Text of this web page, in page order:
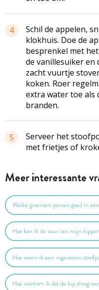
4
Schil de appelen,
klokhuis. Doe de
besprenkel met
de vanillesuiker en
zacht vuurtje
koken. Roer
extra water toe als
branden.
5
Serveer het
met frietjes of
Meer interessante
Welke groenten passen goed in
Hoe kan ik de saus van mijn
Hoe warm ik een ingevroren
Hoe voorkom ik dat de kip droog